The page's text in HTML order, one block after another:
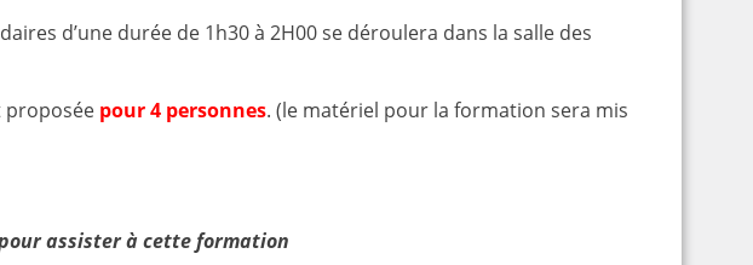
d’une durée de 1h30 à 2H00 se déroulera dans la salle des
pour 4 personnes. (le matériel pour la formation sera mis
assister à cette formation